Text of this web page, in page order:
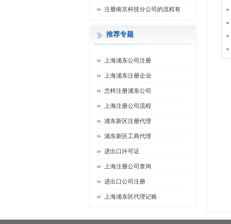
注册南京科技分公司的流程有
推荐专题
上海浦东公司注册
上海浦东注册企业
怎样注册浦东公司
上海注册公司流程
浦东新区注册代理
浦东新区工商代理
进出口许可证
上海注册公司查询
进出口公司注册
上海浦东区代理记账